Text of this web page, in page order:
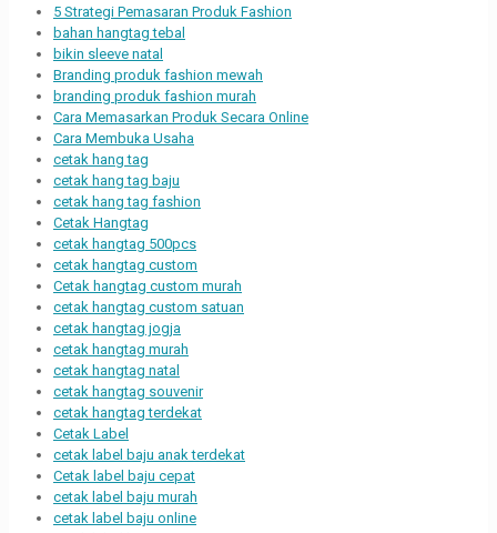
5 Strategi Pemasaran Produk Fashion
bahan hangtag tebal
bikin sleeve natal
Branding produk fashion mewah
branding produk fashion murah
Cara Memasarkan Produk Secara Online
Cara Membuka Usaha
cetak hang tag
cetak hang tag baju
cetak hang tag fashion
Cetak Hangtag
cetak hangtag 500pcs
cetak hangtag custom
Cetak hangtag custom murah
cetak hangtag custom satuan
cetak hangtag jogja
cetak hangtag murah
cetak hangtag natal
cetak hangtag souvenir
cetak hangtag terdekat
Cetak Label
cetak label baju anak terdekat
Cetak label baju cepat
cetak label baju murah
cetak label baju online